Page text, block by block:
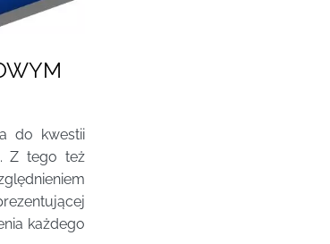
do kwestii
Z tego też
każdego